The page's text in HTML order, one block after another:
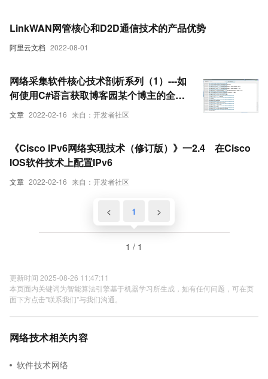
阿里云文档 2022-08-01
LinkWAN网管核心和D2D通信技术的产品优势
文章 2022-02-16 来自：开发者社区
网络采集软件核心技术剖析系列（1）---如
何使用C#语言获取博客园某个博主的全部
随笔链接及标题
文章 2022-02-16 来自：开发者社区
《Cisco IPv6网络实现技术（修订版）》一2.4 在Cisco
IOS软件技术上配置IPv6
< 1 >
1 / 1
更新时间 2025-08-26 11:47:11
本页面内关键词为智能算法引擎基于机器学习所生成，如有任何问题，可在页
面下方点击"联系我们"与我们沟通。
网络技术相关内容
软件技术网络